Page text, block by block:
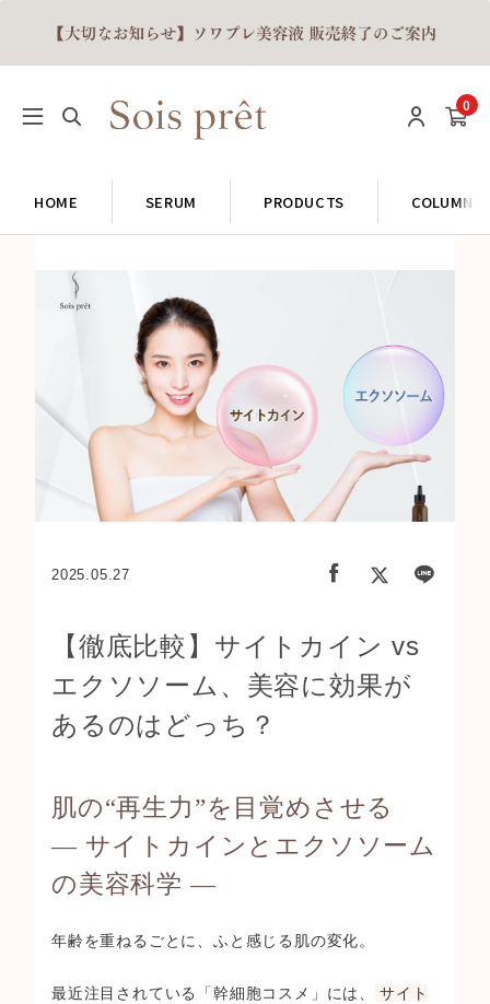
0
HOME SERUM PRODUCTS COLUMN
2025.05.27
【徹底比較】サイトカイン vs
エクソソーム、美容に効果が
あるのはどっち？
肌の“再生力”を目覚めさせる
― サイトカインとエクソソーム
の美容科学 ―
年齢を重ねるごとに、ふと感じる肌の変化。
最近注目されている「幹細胞コスメ」には、
サイト